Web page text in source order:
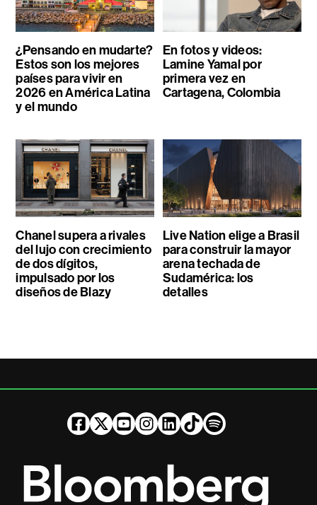
¿Pensando en mudarte?
Estos son los mejores
países para vivir en
2026 en América Latina
y el mundo
En fotos y videos:
Lamine Yamal por
primera vez en
Cartagena, Colombia
Chanel supera a rivales
del lujo con crecimiento
de dos dígitos,
impulsado por los
diseños de Blazy
Live Nation elige a Brasil
para construir la mayor
arena techada de
Sudamérica: los
detalles